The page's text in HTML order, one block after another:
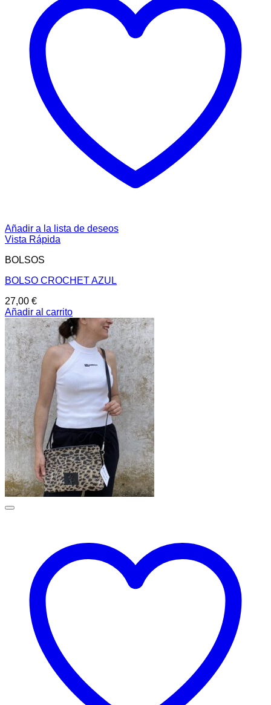
Añadir a la lista de deseos
Vista Rápida
BOLSOS
BOLSO CROCHET AZUL
27,00 €
Añadir al carrito